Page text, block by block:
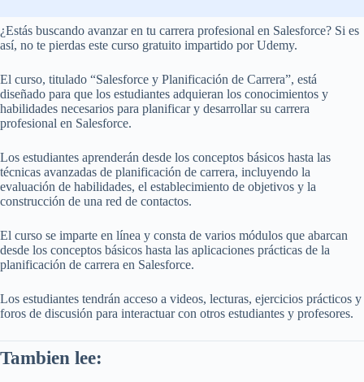
¿Estás buscando avanzar en tu carrera profesional en Salesforce? Si es
así, no te pierdas este curso gratuito impartido por Udemy.
El curso, titulado “Salesforce y Planificación de Carrera”, está
diseñado para que los estudiantes adquieran los conocimientos y
habilidades necesarios para planificar y desarrollar su carrera
profesional en Salesforce.
Los estudiantes aprenderán desde los conceptos básicos hasta las
técnicas avanzadas de planificación de carrera, incluyendo la
evaluación de habilidades, el establecimiento de objetivos y la
construcción de una red de contactos.
El curso se imparte en línea y consta de varios módulos que abarcan
desde los conceptos básicos hasta las aplicaciones prácticas de la
planificación de carrera en Salesforce.
Los estudiantes tendrán acceso a videos, lecturas, ejercicios prácticos y
foros de discusión para interactuar con otros estudiantes y profesores.
Tambien lee: